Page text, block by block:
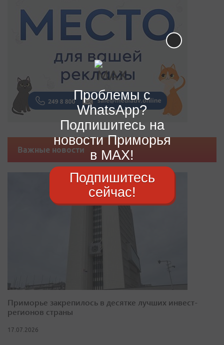
Важные новости
Приморье закрепилось в десятке лучших инвест-
регионов страны
17.07.2026
Проблемы с
WhatsApp?
Подпишитесь на
новости Приморья
в MAX!
Подпишитесь
сейчас!